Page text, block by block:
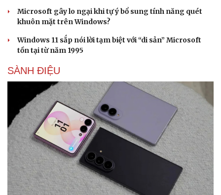
Microsoft gây lo ngại khi tự ý bổ sung tính năng quét
khuôn mặt trên Windows?
Windows 11 sắp nói lời tạm biệt với “di sản” Microsoft
tồn tại từ năm 1995
SÀNH ĐIỆU